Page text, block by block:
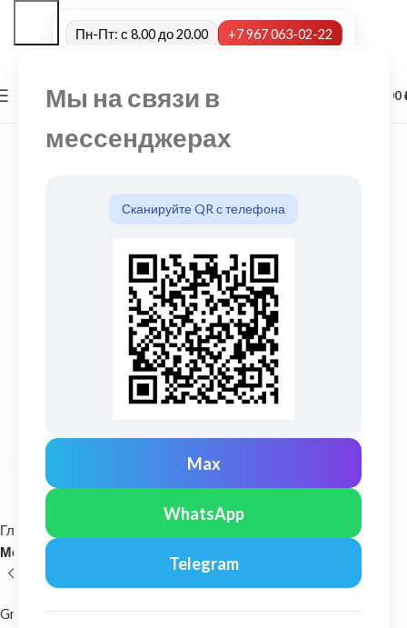
Мы на связи в
мессенджерах
Сканируйте QR с телефона
Max
WhatsApp
Telegram
Пн-Пт: с 8.00 до 20.00 +7 967 063-02-22
МЕНЮ 0,00
Нажмите, чтобы увеличить
Главная
Металлочерепица и комплектующие
Grand Line